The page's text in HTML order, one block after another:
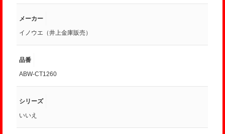
メーカー
イノウエ（井上金庫販売）
品番
ABW-CT1260
シリーズ
いいえ